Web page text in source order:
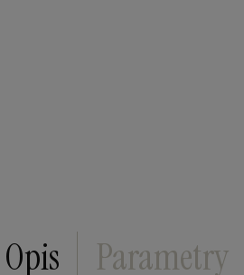
Opis Parametry